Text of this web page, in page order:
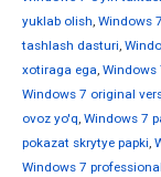
yuklab olish, Windows
tashlash dasturi,
xotiraga ega, Windows
Windows 7 original
ovoz yo'q, Windows 7
pokazat skrytye papki,
Windows 7 professional